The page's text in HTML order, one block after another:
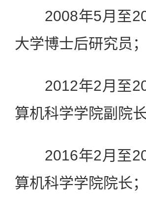
2008年5月至
大学博士后研究员；
2012年2月至
算机科学学院副院长
2016年2月至
算机科学学院院长；